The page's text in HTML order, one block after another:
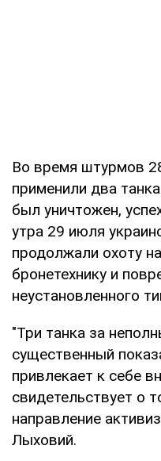
Во время штурмов
применили два
был уничтожен,
утра 29 июля
продолжали охоту
бронетехнику и
неустановленного
"Три танка за
существенный
привлекает к себе
свидетельствует о
направление
Лыховий.